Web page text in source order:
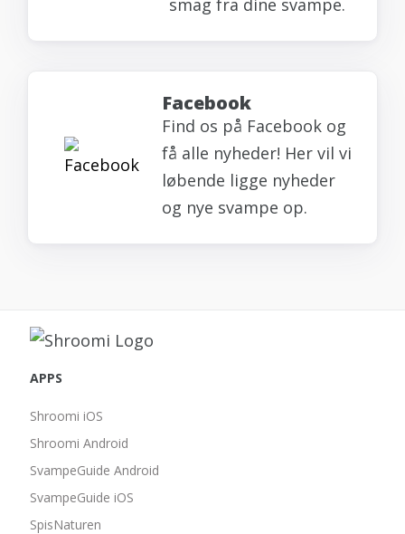
smag fra dine svampe.
Facebook
Find os på Facebook og
få alle nyheder! Her vil vi
løbende ligge nyheder
og nye svampe op.
APPS
Shroomi iOS
Shroomi Android
SvampeGuide Android
SvampeGuide iOS
SpisNaturen